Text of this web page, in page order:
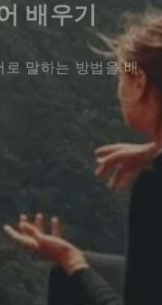
배우기
로 말하는 방법을 배